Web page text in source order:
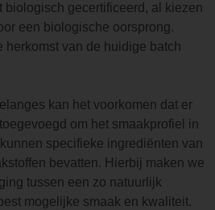
biologisch gecertificeerd, al kiezen
een biologische oorsprong.
herkomst van de huidige batch
kan het voorkomen dat er
om het smaakprofiel in
specifieke ingrediënten van
bevatten. Hierbij maken we
tussen een zo natuurlijk
mogelijke smaak en kwaliteit.